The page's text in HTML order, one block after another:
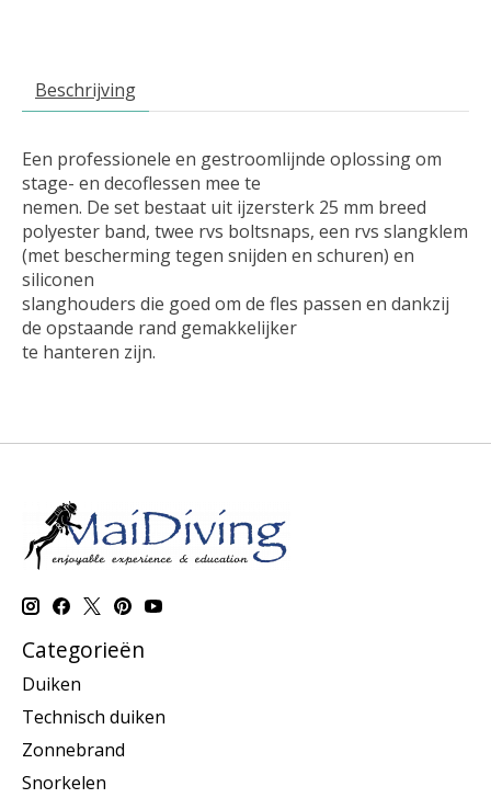
Beschrijving
Een professionele en gestroomlijnde oplossing om
stage- en decoflessen mee te
nemen. De set bestaat uit ijzersterk 25 mm breed
polyester band, twee rvs boltsnaps, een rvs slangklem
(met bescherming tegen snijden en schuren) en
siliconen
slanghouders die goed om de fles passen en dankzij
de opstaande rand gemakkelijker
te hanteren zijn.
Categorieën
Duiken
Technisch duiken
Zonnebrand
Snorkelen